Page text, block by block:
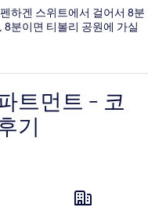
하겐 스위트에서 걸어서 8분
분이면 티볼리 공원에 가실
트먼트 - 코
기